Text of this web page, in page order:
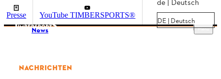
Presse YouTube TIMBERSPORTS®
de | Deutsch
DE | Deutsch
Menu
News
NACHRICHTEN